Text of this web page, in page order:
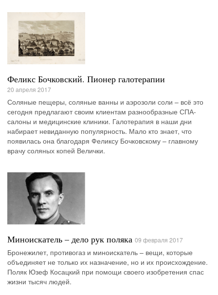
Феликс Бочковский. Пионер галотерапии
20 апреля 2017
Соляные пещеры, соляные ванны и аэрозоли соли – всё это
сегодня предлагают своим клиентам разнообразные СПА-
салоны и медицинские клиники. Галотерапия в наши дни
набирает невиданную популярность. Мало кто знает, что
появилась она благодаря Феликсу Бочковскому – главному
врачу соляных копей Велички.
Миноискатель – дело рук поляка 09 февраля 2017
Бронежилет, противогаз и миноискатель – вещи, которые
объединяет не только их назначение, но и их происхождение.
Поляк Юзеф Косацкий при помощи своего изобретения спас
жизни тысяч людей.